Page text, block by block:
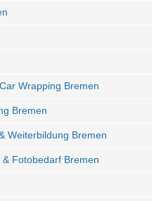
Wrapping Bremen
Bremen
Weiterbildung Bremen
Fotobedarf Bremen